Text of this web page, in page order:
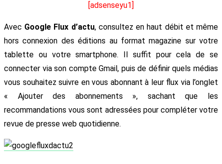
[adsenseyu1]
Avec Google Flux d’actu, consultez en haut débit et même
hors connexion des éditions au format magazine sur votre
tablette ou votre smartphone. Il suffit pour cela de se
connecter via son compte Gmail, puis de définir quels médias
vous souhaitez suivre en vous abonnant à leur flux via l’onglet
« Ajouter des abonnements », sachant que les
recommandations vous sont adressées pour compléter votre
revue de presse web quotidienne.